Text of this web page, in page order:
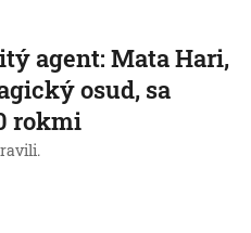
agent: Mata Hari,
osud, sa
rokmi